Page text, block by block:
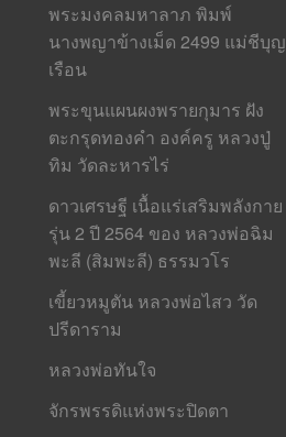
พระมงคลมหาลาภ พิมพ์
นางพญาข้างเม็ด 2499 แม่ชีบุญ
เรือน
พระขุนแผนผงพรายกุมาร ฝัง
ตะกรุดทองคำ องค์ครู หลวงปู่
ทิม วัดละหารไร่
ดาวเศรษฐี เนื้อแร่เสริมพลังกาย
รุ่น 2 ปี 2564 ของ หลวงพ่อฉิม
พะลี (สิมพะลี) ธรรมวโร
เขี้ยวหมูตัน หลวงพ่อไสว วัด
ปรีดาราม
หลวงพ่อทันใจ
จักรพรรดิแห่งพระปิดตา